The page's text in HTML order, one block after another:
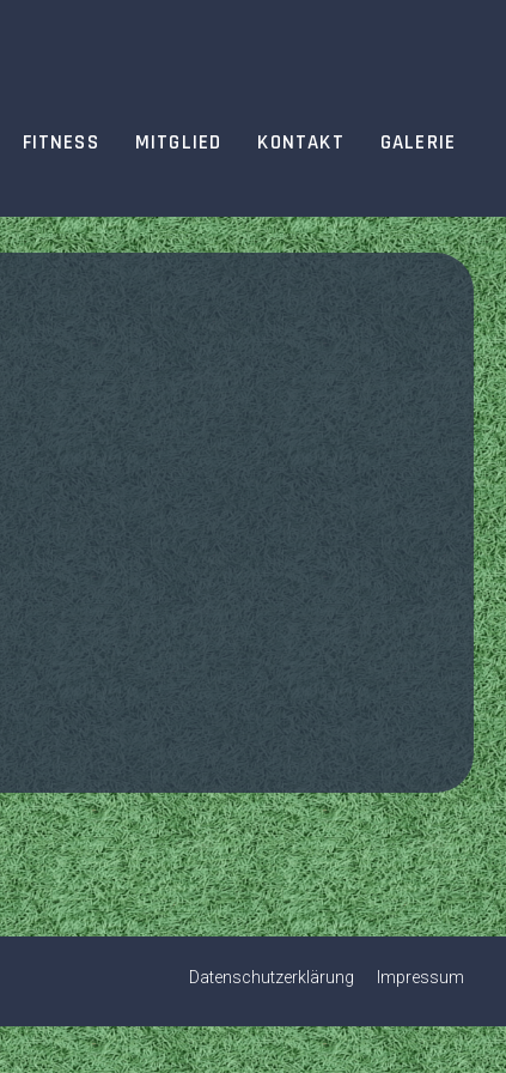
FITNESS MITGLIED KONTAKT GALERIE
Datenschutzerklärung Impressum